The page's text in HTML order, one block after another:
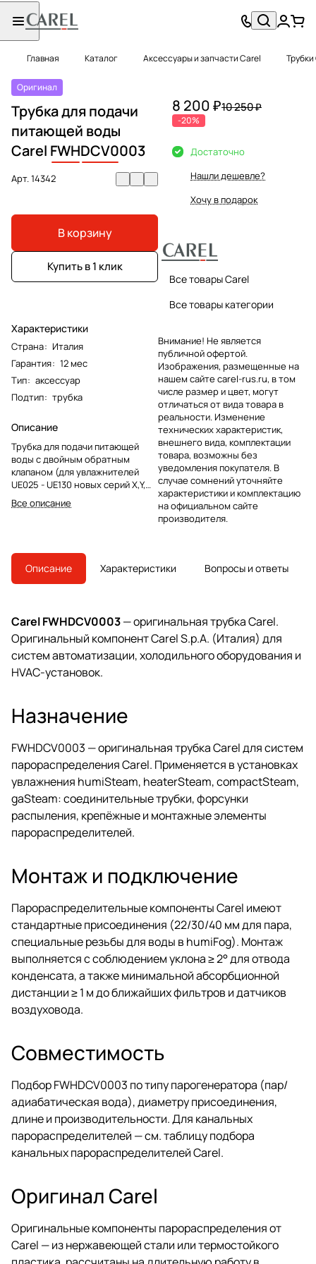
Главная Каталог Аксессуары и запчасти Carel
Оригинал
Трубка для подачи
питающей воды
Carel FWHDCV0003
Арт.14342
В корзину
Купить в 1 клик
Характеристики
Страна: Италия
Гарантия: 12 мес
Тип: аксессуар
Подтип: трубка
Описание
Трубка для подачи питающей
воды с двойным обратным
клапаном (для увлажнителей
UE025 - UE130 новых серий X,Y,W;
для увлажнителей UE065 - UE130
старых серий H,P,T)
Все описание
8 200 ₽10 250 ₽
-20%
Достаточно
Нашли дешевле?
Хочу в подарок
Все товары Carel
Все товары категории
Внимание! Не является
публичной офертой.
Изображения, размещенные на
нашем сайте carel-rus.ru, в том
числе размер и цвет, могут
отличаться от вида товара в
реальности. Изменение
технических характеристик,
внешнего вида, комплектации
товара, возможны без
уведомления покупателя. В
случае сомнений уточняйте
характеристики и комплектацию
на официальном сайте
производителя.
Описание Характеристики Вопросы и ответы
Carel FWHDCV0003— оригинальная трубка Carel.
Оригинальный компонент Carel S.p.A. (Италия) для
систем автоматизации, холодильного оборудования и
HVAC-установок.
Назначение
FWHDCV0003 — оригинальная трубка Carel для систем
парораспределения Carel. Применяется в установках
увлажнения humiSteam, heaterSteam, compactSteam,
gaSteam: соединительные трубки, форсунки
распыления, крепёжные и монтажные элементы
парораспределителей.
Монтаж и подключение
Парораспределительные компоненты Carel имеют
стандартные присоединения (22/30/40 мм для пара,
специальные резьбы для воды в humiFog). Монтаж
выполняется с соблюдением уклона ≥ 2° для отвода
конденсата, а также минимальной абсорбционной
дистанции ≥ 1 м до ближайших фильтров и датчиков
воздуховода.
Совместимость
Подбор FWHDCV0003 по типу парогенератора (пар/
адиабатическая вода), диаметру присоединения,
длине и производительности. Для канальных
парораспределителей — см.таблицу подбора
канальных парораспределителей Carel.
Оригинал Carel
Оригинальные компоненты парораспределения от
Carel — из нержавеющей стали или термостойкого